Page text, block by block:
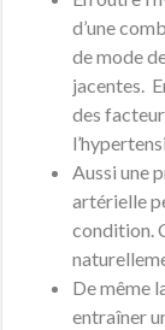
d’une
de mode
jacentes.
des
Aussi une
artérielle
condition.
De même
entraîner